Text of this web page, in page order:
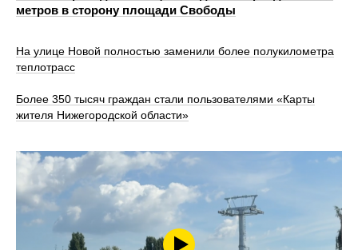
метров в сторону площади Свободы
На улице Новой полностью заменили более полукилометра
теплотрасс
Более 350 тысяч граждан стали пользователями «Карты
жителя Нижегородской области»